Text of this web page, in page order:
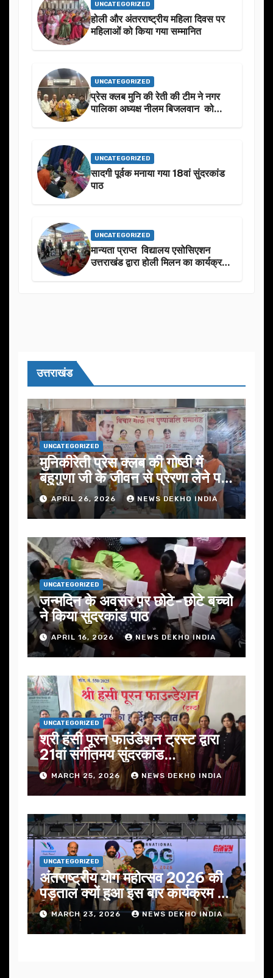
UNCATEGORIZED
होली और अंतरराष्ट्रीय महिला दिवस पर
महिलाओं को किया गया सम्मानित
UNCATEGORIZED
प्रेस क्लब मुनि की रेती की टीम ने नगर
पालिका अध्यक्ष नीलम बिजलवान को
UNCATEGORIZED
सादगी पूर्वक मनाया गया 18वां सुंदरकांड
पाठ
UNCATEGORIZED
मान्यता प्राप्त विद्यालय एसोसिएशन
उत्तराखंड द्वारा होली मिलन का कार्यक्रम
उत्तराखंड
UNCATEGORIZED
मुनिकीरेती प्रेस क्लब की गोष्ठी में
बहुगुणा जी के जीवन से प्रेरणा लेने पर
जोरAPRIL 26, 2026 NEWS DEKHO INDIA
UNCATEGORIZED
जन्मदिन के अवसर प़र छोटे-छोटे बच्चो
ने किया सुंदरकांड पाठ
APRIL 16, 2026 NEWS DEKHO INDIA
UNCATEGORIZED
श्री हंसी पूरन फाउंडेशन ट्रस्ट द्वारा
21वां संगीतमय सुंदरकांड
सफलतापूर्वक संपन्न
MARCH 25, 2026 NEWS DEKHO INDIA
UNCATEGORIZED
अंतराष्ट्रीय योग महोत्सव 2026 की
पड़ताल क्यों हुआ इस बार कार्यक्रम में
निखार
MARCH 23, 2026 NEWS DEKHO INDIA